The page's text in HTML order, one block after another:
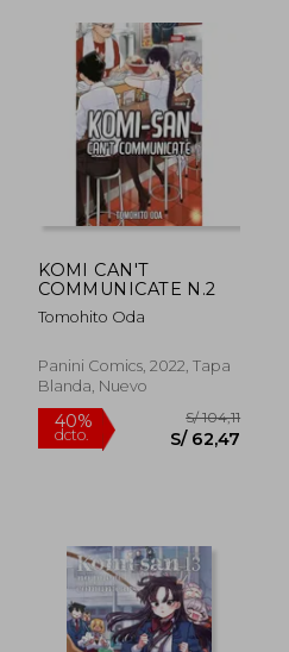
S/ 79,49
KOMI CAN'T
COMMUNICATE N.2
Tomohito Oda
Panini Comics, 2022, Tapa
Blanda, Nuevo